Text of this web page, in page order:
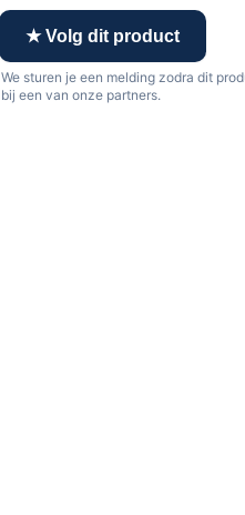
★ Volg dit product
We sturen je een melding zodra dit
bij een van onze partners.